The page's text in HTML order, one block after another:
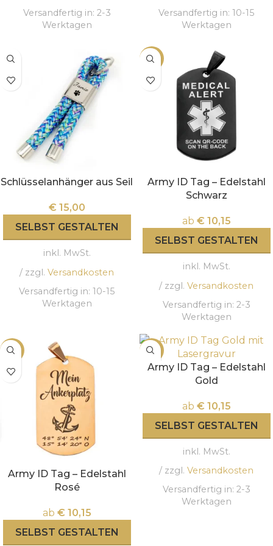
Versandfertig in: 2-3
Werktagen
Versandfertig in: 10-15
Werktagen
Schlüsselanhänger aus Seil
€ 15,00
SELBST GESTALTEN
inkl. MwSt.
/ zzgl. Versandkosten
Versandfertig in: 10-15
Werktagen
-15%
Army ID Tag – Edelstahl
Schwarz
ab € 10,15
SELBST GESTALTEN
inkl. MwSt.
/ zzgl. Versandkosten
Versandfertig in: 2-3
Werktagen
-15%
Army ID Tag – Edelstahl
Rosé
ab € 10,15
SELBST GESTALTEN
-15%
Army ID Tag – Edelstahl
Gold
ab € 10,15
SELBST GESTALTEN
inkl. MwSt.
/ zzgl. Versandkosten
Versandfertig in: 2-3
Werktagen